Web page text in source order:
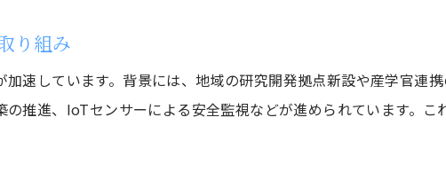
地域社会と共に歩む建設業の可能性拡大
り組み
速しています。背景には、地域の研究開発拠点新設や産学官連
推進、IoTセンサーによる安全監視などが進められています。